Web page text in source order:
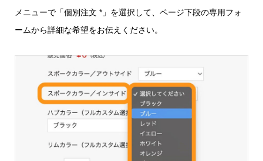
メニューで「個別注文 *」を選択して、ページ下段の専用フォ
ームから詳細な希望をお伝えください。